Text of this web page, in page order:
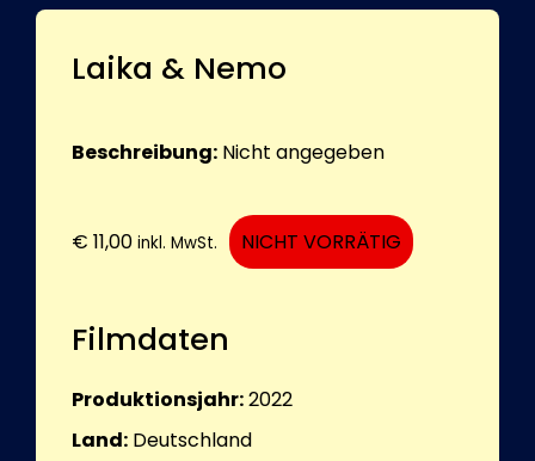
Laika & Nemo
Beschreibung: Nicht angegeben
€ 11,00 inkl. MwSt. NICHT VORRÄTIG
Filmdaten
Produktionsjahr:2022
Land: Deutschland